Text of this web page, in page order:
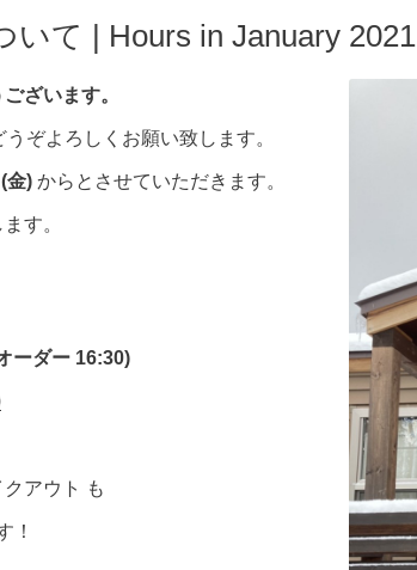
いて | Hours in January 2021
ざいます。
ぞよろしくお願い致します。
金) からとさせていただきます。
す。
ーダー 16:30)
アウト も
！